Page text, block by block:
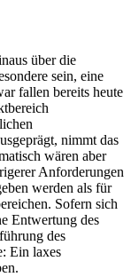
über die
sein, eine
fallen bereits heute
nimmt das
wären aber
Anforderungen
werden als für
Sofern sich
Entwertung des
des
Ein laxes